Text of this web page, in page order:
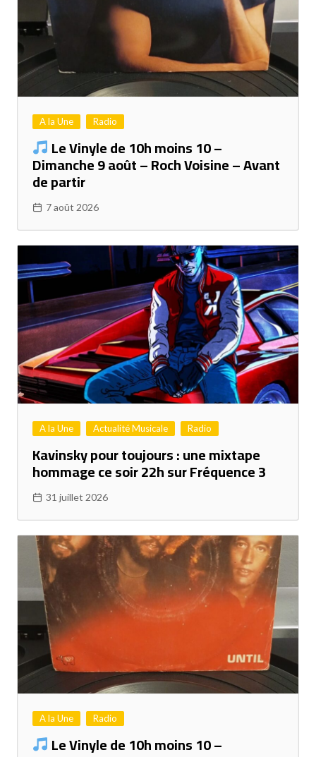
A la Une Radio
Le Vinyle de 10h moins 10 –
Dimanche 9 août – Roch Voisine – Avant
de partir
7 août 2026
A la Une Actualité Musicale Radio
Kavinsky pour toujours : une mixtape
hommage ce soir 22h sur Fréquence 3
31 juillet 2026
A la Une Radio
Le Vinyle de 10h moins 10 –